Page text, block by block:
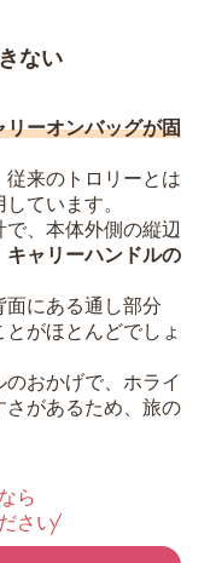
ない
リーオンバッグが固
来のトロリーとは
ています。
、本体外側の縦辺
キャリーハンドルの
面にある通し部分
がほとんどでしょ
おかげで、ホライ
さがあるため、旅の
ら
さい